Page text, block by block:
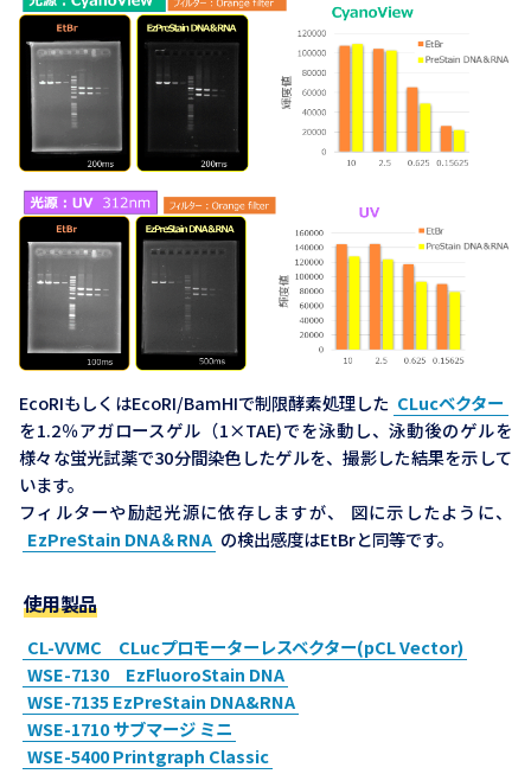
EcoRIもしくはEcoRI/BamHIで制限酵素処理した CLucベクター
を1.2％アガロースゲル（1×TAE)でを泳動し、泳動後のゲルを
様々な蛍光試薬で30分間染色したゲルを、撮影した結果を示して
います。
フィルターや励起光源に依存しますが、 図に示したように、
EzPreStain DNA＆RNA の検出感度はEtBrと同等です。
使用製品
CL-VVMC CLucプロモーターレスベクター(pCL Vector)
WSE-7130 EzFluoroStain DNA
WSE-7135 EzPreStain DNA&RNA
WSE-1710 サブマージ ミニ
WSE-5400 Printgraph Classic